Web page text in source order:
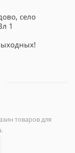
село
1
товаров для